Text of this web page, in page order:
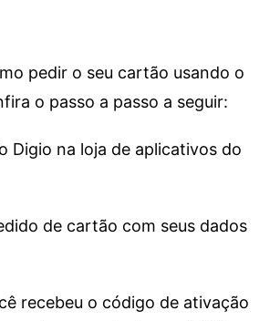
pedir o seu cartão usando o
o passo a passo a seguir:
Digio na loja de aplicativos do
de cartão com seus dados
recebeu o código de ativação